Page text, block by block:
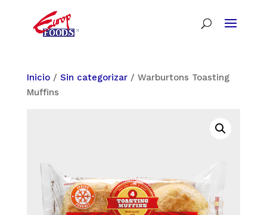
Inicio/ Sin categorizar/ Warburtons Toasting
Muffins